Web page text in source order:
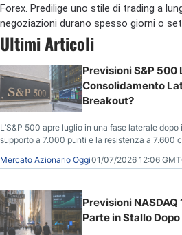
Forex. Predilige uno stile di trading a
negoziazioni durano spesso giorni o
Ultimi Articoli
Previsioni S&P 500
Consolidamento
Breakout?
L’S&P 500 apre luglio in una fase laterale
supporto a 7.000 punti e la resistenza a 7.600
la prossima estensione rialzista verso 8.000.
Mercato Azionario Oggi01/07/2026 12:06
Previsioni
Parte in Stallo